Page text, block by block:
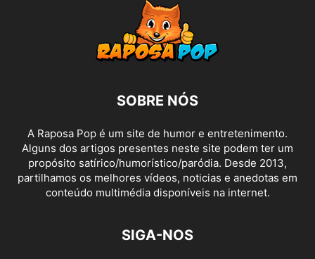
SOBRE NÓS
A Raposa Pop é um site de humor e entretenimento.
Alguns dos artigos presentes neste site podem ter um
propósito satírico/humorístico/paródia. Desde 2013,
partilhamos os melhores vídeos, noticias e anedotas em
conteúdo multimédia disponíveis na internet.
SIGA-NOS